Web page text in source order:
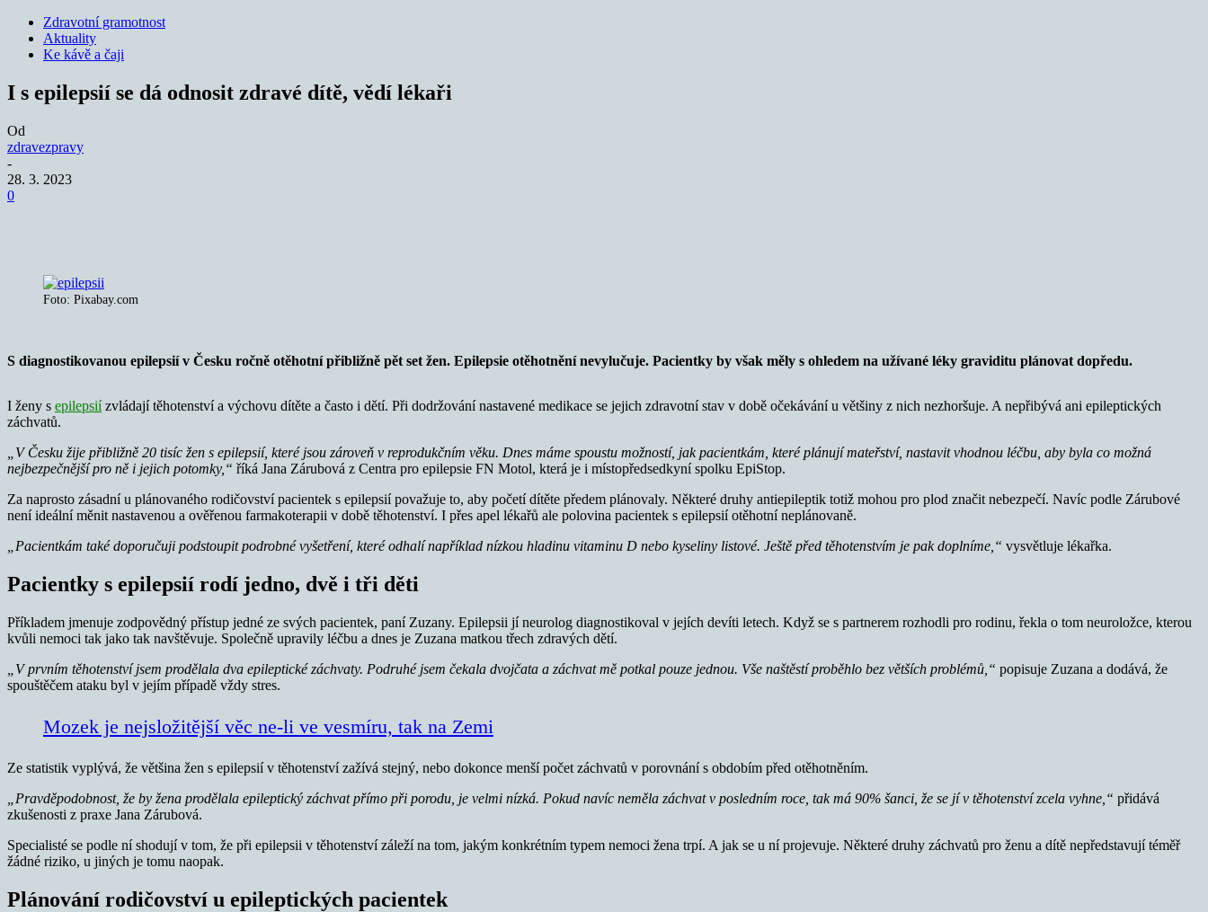
Zdravotní gramotnost
Aktuality
Ke kávě a čaji
I s epilepsií se dá odnosit zdravé dítě, vědí lékaři
Od
zdravezpravy
-
28. 3. 2023
0
Foto: Pixabay.com
S diagnostikovanou epilepsií v Česku ročně otěhotní přibližně pět set žen. Epilepsie otěhotnění nevylučuje. Pacientky by však měly s ohledem na užívané léky graviditu plánovat dopředu.
I ženy s epilepsiízvládají těhotenství a výchovu dítěte a často i dětí. Při dodržování nastavené medikace se jejich zdravotní stav v době očekávání u většiny z nich nezhoršuje. A nepřibývá ani epileptických
záchvatů.
„V Česku žije přibližně 20 tisíc žen s epilepsií, které jsou zároveň v reprodukčním věku. Dnes máme spoustu možností, jak pacientkám, které plánují mateřství, nastavit vhodnou léčbu, aby byla co možná
nejbezpečnější pro ně i jejich potomky,“ říká Jana Zárubová z Centra pro epilepsie FN Motol, která je i místopředsedkyní spolku EpiStop.
Za naprosto zásadní u plánovaného rodičovství pacientek s epilepsií považuje to, aby početí dítěte předem plánovaly. Některé druhy antiepileptik totiž mohou pro plod značit nebezpečí. Navíc podle Zárubové
není ideální měnit nastavenou a ověřenou farmakoterapii v době těhotenství. I přes apel lékařů ale polovina pacientek s epilepsií otěhotní neplánovaně.
„Pacientkám také doporučuji podstoupit podrobné vyšetření, které odhalí například nízkou hladinu vitaminu D nebo kyseliny listové. Ještě před těhotenstvím je pak doplníme,“ vysvětluje lékařka.
Pacientky s epilepsií rodí jedno, dvě i tři děti
Příkladem jmenuje zodpovědný přístup jedné ze svých pacientek, paní Zuzany. Epilepsii jí neurolog diagnostikoval v jejích devíti letech. Když se s partnerem rozhodli pro rodinu, řekla o tom neuroložce, kterou
kvůli nemoci tak jako tak navštěvuje. Společně upravily léčbu a dnes je Zuzana matkou třech zdravých dětí.
„V prvním těhotenství jsem prodělala dva epileptické záchvaty. Podruhé jsem čekala dvojčata a záchvat mě potkal pouze jednou. Vše naštěstí proběhlo bez větších problémů,“ popisuje Zuzana a dodává, že
spouštěčem ataku byl v jejím případě vždy stres.
Mozek je nejsložitější věc ne-li ve vesmíru, tak na Zemi
Ze statistik vyplývá, že většina žen s epilepsií v těhotenství zažívá stejný, nebo dokonce menší počet záchvatů v porovnání s obdobím před otěhotněním.
„Pravděpodobnost, že by žena prodělala epileptický záchvat přímo při porodu, je velmi nízká. Pokud navíc neměla záchvat v posledním roce, tak má 90% šanci, že se jí v těhotenství zcela vyhne,“ přidává
zkušenosti z praxe Jana Zárubová.
Specialisté se podle ní shodují v tom, že při epilepsii v těhotenství záleží na tom, jakým konkrétním typem nemoci žena trpí. A jak se u ní projevuje. Některé druhy záchvatů pro ženu a dítě nepředstavují téměř
žádné riziko, u jiných je tomu naopak.
Plánování rodičovství u epileptických pacientek